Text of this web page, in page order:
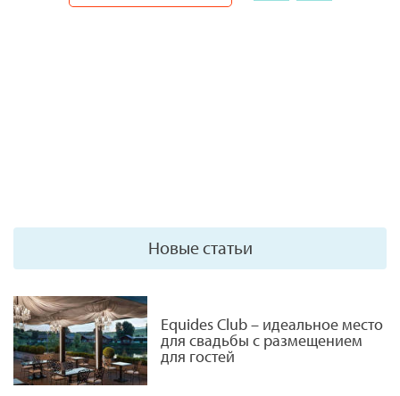
Новые статьи
Equides Club – идеальное место
для свадьбы с размещением
для гостей